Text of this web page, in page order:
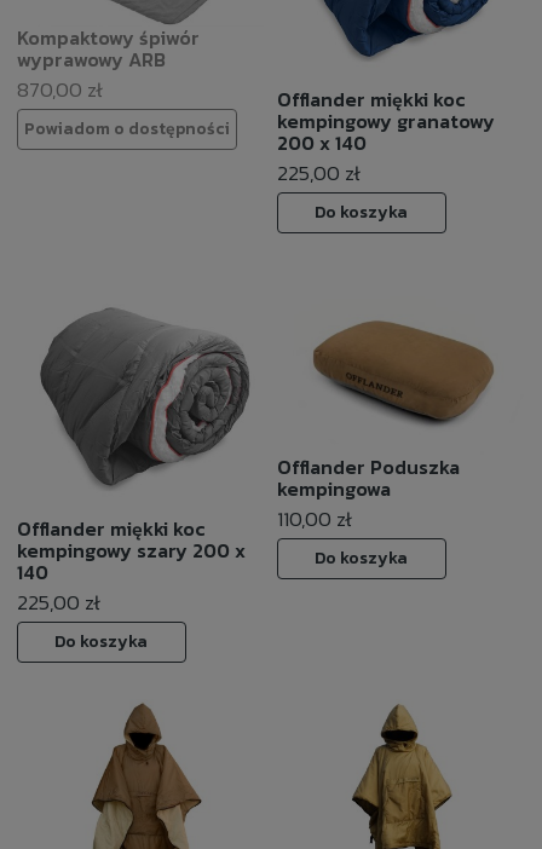
Kompaktowy śpiwór
wyprawowy ARB
870,00 zł
Powiadom o dostępności
Offlander miękki koc
kempingowy granatowy
200 x 140
225,00 zł
Do koszyka
Offlander miękki koc
kempingowy szary 200 x
140
225,00 zł
Do koszyka
Offlander Poduszka
kempingowa
110,00 zł
Do koszyka